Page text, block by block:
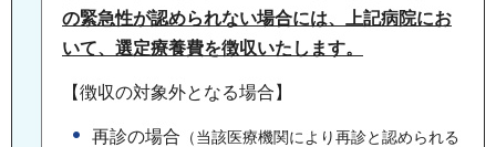
の緊急性が認められない場合には、上記病院にお
いて、選定療養費を徴収いたします。
【徴収の対象外となる場合】
再診の場合 （当該医療機関により再診と認められる